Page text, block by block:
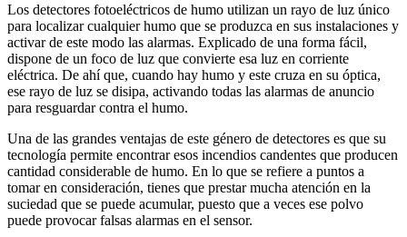
Los detectores fotoeléctricos de humo utilizan un rayo de luz único
para localizar cualquier humo que se produzca en sus instalaciones y
activar de este modo las alarmas. Explicado de una forma fácil,
dispone de un foco de luz que convierte esa luz en corriente
eléctrica. De ahí que, cuando hay humo y este cruza en su óptica,
ese rayo de luz se disipa, activando todas las alarmas de anuncio
para resguardar contra el humo.
Una de las grandes ventajas de este género de detectores es que su
tecnología permite encontrar esos incendios candentes que producen
cantidad considerable de humo. En lo que se refiere a puntos a
tomar en consideración, tienes que prestar mucha atención en la
suciedad que se puede acumular, puesto que a veces ese polvo
puede provocar falsas alarmas en el sensor.